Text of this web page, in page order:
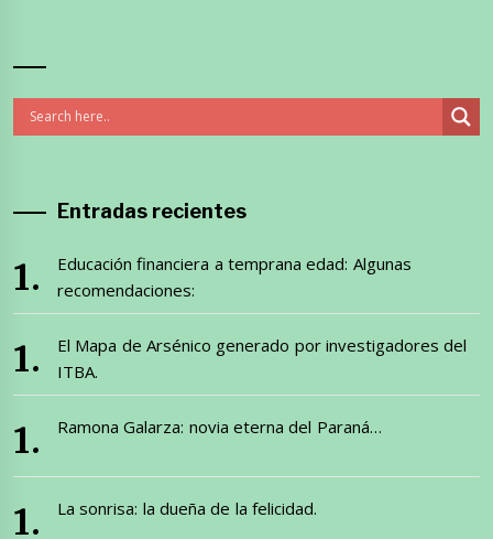
Entradas recientes
Educación financiera a temprana edad: Algunas
recomendaciones:
El Mapa de Arsénico generado por investigadores del
ITBA.
Ramona Galarza: novia eterna del Paraná…
La sonrisa: la dueña de la felicidad.